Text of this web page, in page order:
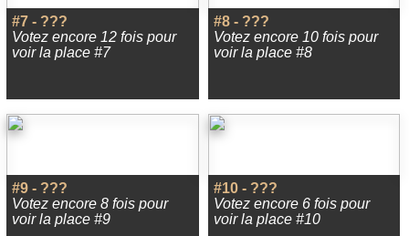
#7 - ???
Votez encore 12 fois pour
voir la place #7
#8 - ???
Votez encore 10 fois pour
voir la place #8
#9 - ???
Votez encore 8 fois pour
voir la place #9
#10 - ???
Votez encore 6 fois pour
voir la place #10